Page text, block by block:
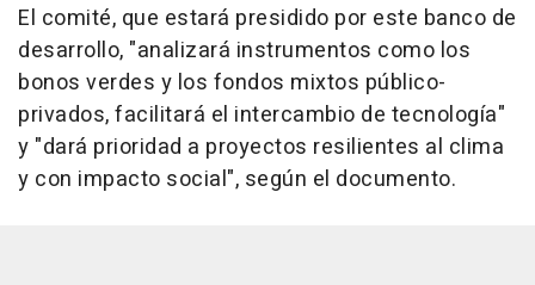
El comité, que estará presidido por este banco de
desarrollo, "analizará instrumentos como los
bonos verdes y los fondos mixtos público-
privados, facilitará el intercambio de tecnología"
y "dará prioridad a proyectos resilientes al clima
y con impacto social", según el documento.